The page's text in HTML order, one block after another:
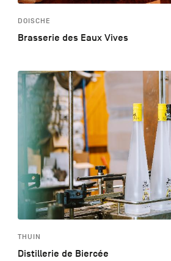
DOISCHE
Brasserie des Eaux Vives
THUIN
Distillerie de Biercée